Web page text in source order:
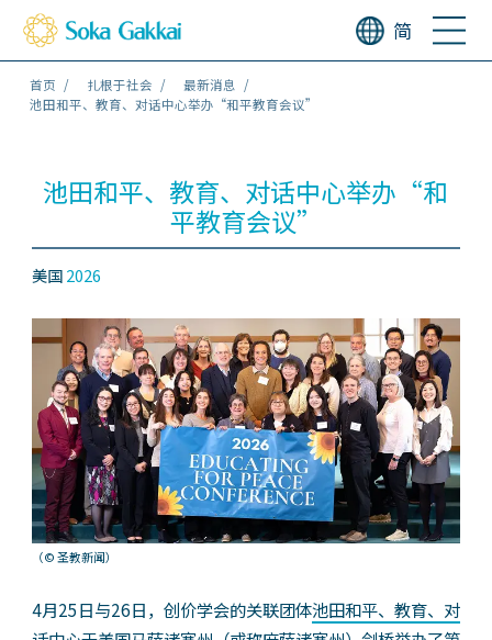
简
首页 扎根于社会
最新消息
池田和平、教育、对话中心举办“和平教育会议”
池田和平、教育、对话中心举办“和
平教育会议”
美国2026
（© 圣教新闻）
4月25日与26日，创价学会的关联团体池田和平、教育、对